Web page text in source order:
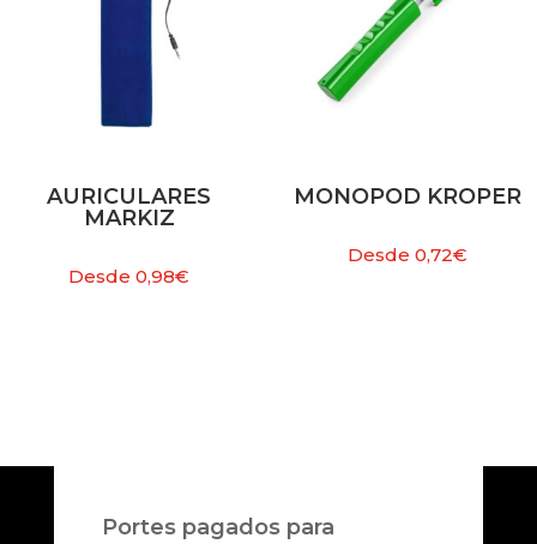
AURICULARES
MARKIZ
Desde0,98€
MONOPOD KROPER
Desde0,72€
Portes pagados para